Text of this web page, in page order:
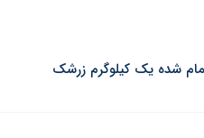
شده یک کیلوگرم زرشک